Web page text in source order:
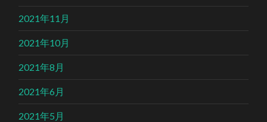
2021年11月
2021年10月
2021年8月
2021年6月
2021年5月